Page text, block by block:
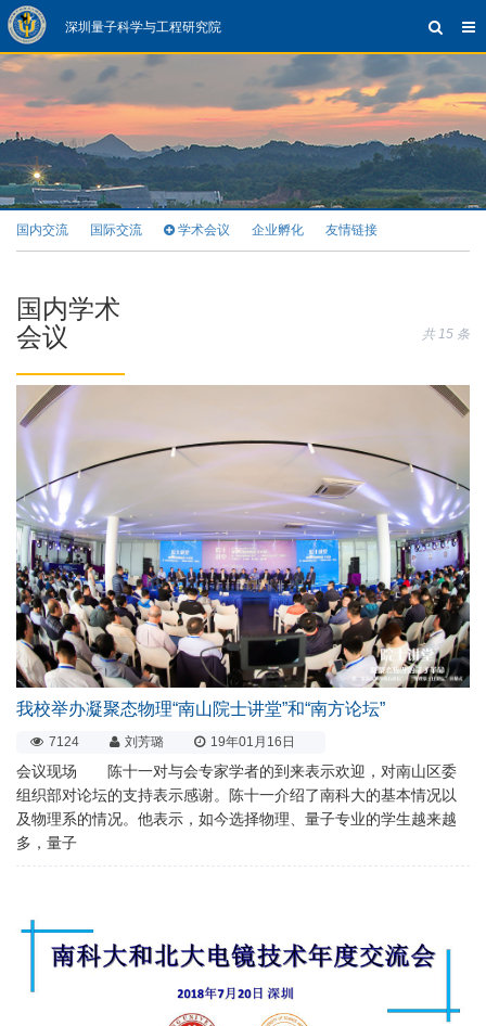
深圳量子科学与工程研究院
国内交流 国际交流 学术会议 企业孵化 友情链接
国内学术
会议
共 15 条
我校举办凝聚态物理“南山院士讲堂”和“南方论坛”
7124 刘芳璐 19年01月16日
会议现场 陈十一对与会专家学者的到来表示欢迎，对南山区委
组织部对论坛的支持表示感谢。陈十一介绍了南科大的基本情况以
及物理系的情况。他表示，如今选择物理、量子专业的学生越来越
多，量子